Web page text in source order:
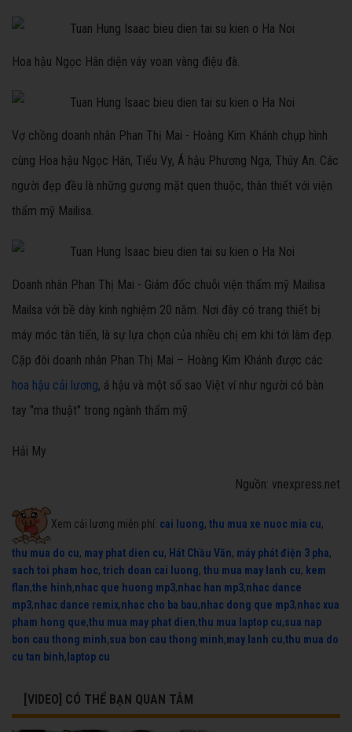
Hoa hậu Ngọc Hân diện váy voan vàng điệu đà.
Vợ chồng doanh nhân Phan Thị Mai - Hoàng Kim Khánh chụp hình
cùng Hoa hậu Ngọc Hân, Tiểu Vy, Á hậu Phương Nga, Thúy An. Các
người đẹp đều là những gương mặt quen thuộc, thân thiết với viện
thẩm mỹ Mailisa.
Doanh nhân Phan Thị Mai - Giám đốc chuỗi viện thẩm mỹ Mailisa
Mailsa với bề dày kinh nghiệm 20 năm. Nơi đây có trang thiết bị
máy móc tân tiến, là sự lựa chọn của nhiều chị em khi tới làm đẹp.
Cặp đôi doanh nhân Phan Thị Mai – Hoàng Kim Khánh được các
hoa hậu cải lương, á hậu và một số sao Việt ví như người có bàn
tay "ma thuật" trong ngành thẩm mỹ.
Hải My
Nguồn: vnexpress.net
Xem cải lương miễn phí: cai luong, thu mua xe nuoc mia cu,
thu mua do cu, may phat dien cu, Hát Chầu Văn, máy phát điện 3 pha,
sach toi pham hoc, trich doan cai luong, thu mua may lanh cu, kem
flan,the hinh,nhac que huong mp3,nhac han mp3,nhac dance
mp3,nhac dance remix,nhac cho ba bau,nhac dong que mp3,nhac xua
pham hong que,thu mua may phat dien,thu mua laptop cu,sua nap
bon cau thong minh,sua bon cau thong minh,may lanh cu,thu mua do
cu tan binh, laptop cu
[VIDEO] CÓ THỂ BẠN QUAN TÂM